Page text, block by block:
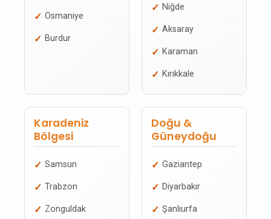
Osmaniye
Burdur
Niğde
Aksaray
Karaman
Kırıkkale
Karadeniz
Bölgesi
Samsun
Trabzon
Zonguldak
Doğu &
Güneydoğu
Gaziantep
Diyarbakır
Şanlıurfa